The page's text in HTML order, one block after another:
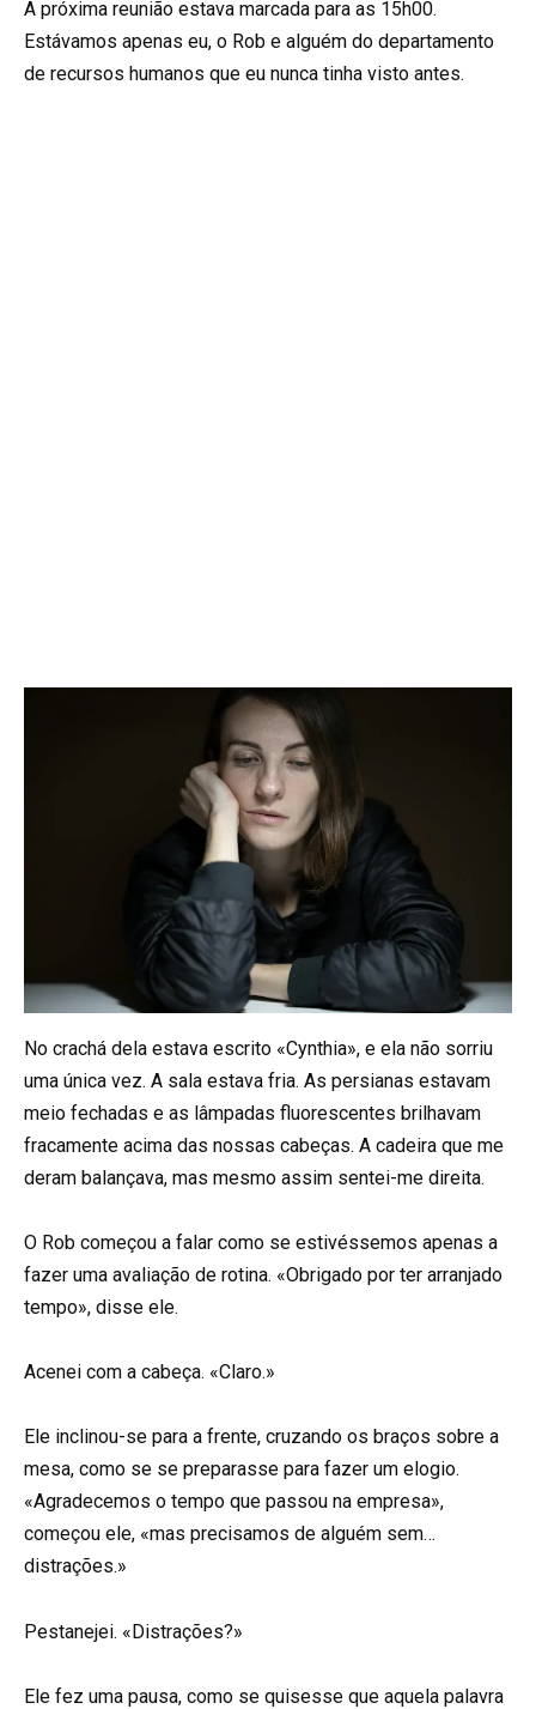
A próxima reunião estava marcada para as 15h00.
Estávamos apenas eu, o Rob e alguém do departamento
de recursos humanos que eu nunca tinha visto antes.
No crachá dela estava escrito «Cynthia», e ela não sorriu
uma única vez. A sala estava fria. As persianas estavam
meio fechadas e as lâmpadas fluorescentes brilhavam
fracamente acima das nossas cabeças. A cadeira que me
deram balançava, mas mesmo assim sentei-me direita.
O Rob começou a falar como se estivéssemos apenas a
fazer uma avaliação de rotina. «Obrigado por ter arranjado
tempo», disse ele.
Acenei com a cabeça. «Claro.»
Ele inclinou-se para a frente, cruzando os braços sobre a
mesa, como se se preparasse para fazer um elogio.
«Agradecemos o tempo que passou na empresa»,
começou ele, «mas precisamos de alguém sem…
distrações.»
Pestanejei. «Distrações?»
Ele fez uma pausa, como se quisesse que aquela palavra